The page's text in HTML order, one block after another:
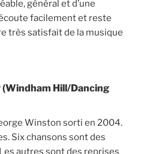
général et d’une
facilement et reste
très satisfait de la musique
(Windham Hill/Dancing
Winston sorti en 2004.
Six chansons sont des
autres sont des reprises